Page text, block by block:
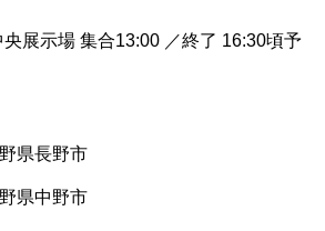
展示場 集合13:00 ／終了 16:30頃予
県長野市
県中野市